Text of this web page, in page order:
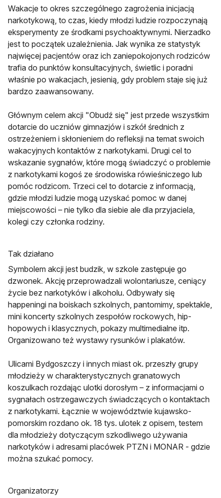
Wakacje to okres szczególnego zagrożenia inicjacją
narkotykową, to czas, kiedy młodzi ludzie rozpoczynają
eksperymenty ze środkami psychoaktywnymi. Nierzadko
jest to początek uzależnienia. Jak wynika ze statystyk
najwięcej pacjentów oraz ich zaniepokojonych rodziców
trafia do punktów konsultacyjnych, świetlic i poradni
właśnie po wakacjach, jesienią, gdy problem staje się już
bardzo zaawansowany.
Głównym celem akcji "Obudź się" jest przede wszystkim
dotarcie do uczniów gimnazjów i szkół średnich z
ostrzeżeniem i skłonieniem do refleksji na temat swoich
wakacyjnych kontaktów z narkotykami. Drugi cel to
wskazanie sygnałów, które mogą świadczyć o problemie
z narkotykami kogoś ze środowiska rówieśniczego lub
pomóc rodzicom. Trzeci cel to dotarcie z informacją,
gdzie młodzi ludzie mogą uzyskać pomoc w danej
miejscowości – nie tylko dla siebie ale dla przyjaciela,
kolegi czy członka rodziny.
Tak działano
Symbolem akcji jest budzik, w szkole zastępuje go
dzwonek. Akcję przeprowadzali wolontariusze, ceniący
życie bez narkotyków i alkoholu. Odbywały się
happeningi na boiskach szkolnych, pantomimy, spektakle,
mini koncerty szkolnych zespołów rockowych, hip-
hopowych i klasycznych, pokazy multimedialne itp.
Organizowano też wystawy rysunków i plakatów.
Ulicami Bydgoszczy i innych miast ok. przeszły grupy
młodzieży w charakterystycznych granatowych
koszulkach rozdając ulotki dorosłym – z informacjami o
sygnałach ostrzegawczych świadczących o kontaktach
z narkotykami. Łącznie w województwie kujawsko-
pomorskim rozdano ok. 18 tys. ulotek z opisem, testem
dla młodzieży dotyczącym szkodliwego używania
narkotyków i adresami placówek PTZN i MONAR - gdzie
można szukać pomocy.
Organizatorzy